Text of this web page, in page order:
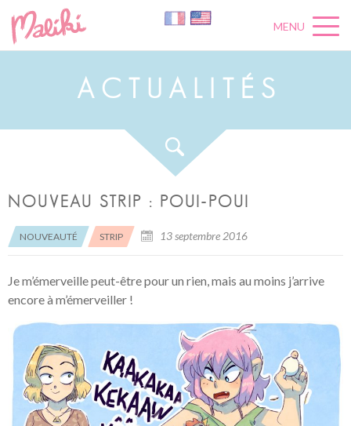
MENU
A C U A L É S
NOUVEAU STRIP : POUI-POUI
NOUVEAUTÉ STRIP 13 septembre 2016
Je m’émerveille peut-être pour un rien, mais au moins j’arrive
encore à m’émerveiller !